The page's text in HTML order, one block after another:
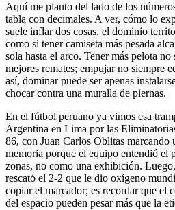
Aquí me planto del lado de los
tabla con decimales. A ver, cómo lo
suele inflar dos cosas, el dominio
como si tener camiseta más pesada
sola hasta el arco. Tener más pelota
mejores remates; empujar no siempre
así, dominar puede ser apenas
chocar contra una muralla de piernas.
En el fútbol peruano ya vimos esa
Argentina en Lima por las
86, con Juan Carlos Oblitas marcando
memoria porque el equipo entendió el
zonas, no como una exhibición.
rescató el 2-2 que le dio oxígeno
copiar el marcador; es recordar que el
del espacio pueden pesar más que la